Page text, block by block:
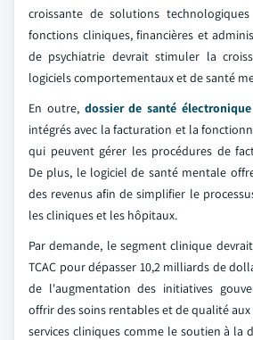
croissante de solutions
fonctions cliniques, financières et
de psychiatrie devrait stimuler la
logiciels comportementaux et de santé
En outre,dossier de santé électronique
intégrés avec la facturation et la
qui peuvent gérer les procédures de
De plus, le logiciel de santé mentale
des revenus afin de simplifier le
les cliniques et les hôpitaux.
Par demande, le segment clinique
TCAC pour dépasser 10,2 milliards de
de l'augmentation des initiatives
offrir des soins rentables et de qualité
services cliniques comme le soutien à la